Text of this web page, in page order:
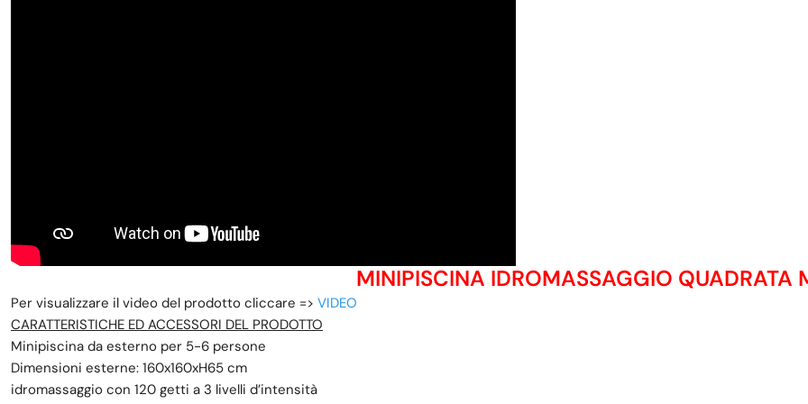
MINIPISCINA IDROMASSAGGIO QUADRATA
Per visualizzare il video del prodotto cliccare => VIDEO
CARATTERISTICHE ED ACCESSORI DEL PRODOTTO
Minipiscina da esterno per 5-6 persone
Dimensioni esterne: 160x160xH65 cm
idromassaggio con 120 getti a 3 livelli d’intensità